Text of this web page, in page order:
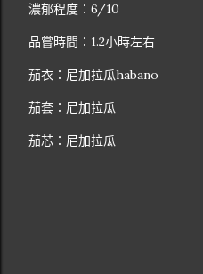
濃郁程度：6/10
品嘗時間：1.2小時左右
茄衣：尼加拉瓜habano
茄套：尼加拉瓜
茄芯：尼加拉瓜